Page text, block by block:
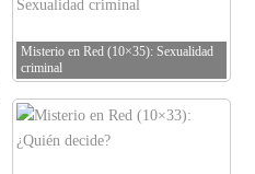
Misterio en Red (10×35): Sexualidad
criminal